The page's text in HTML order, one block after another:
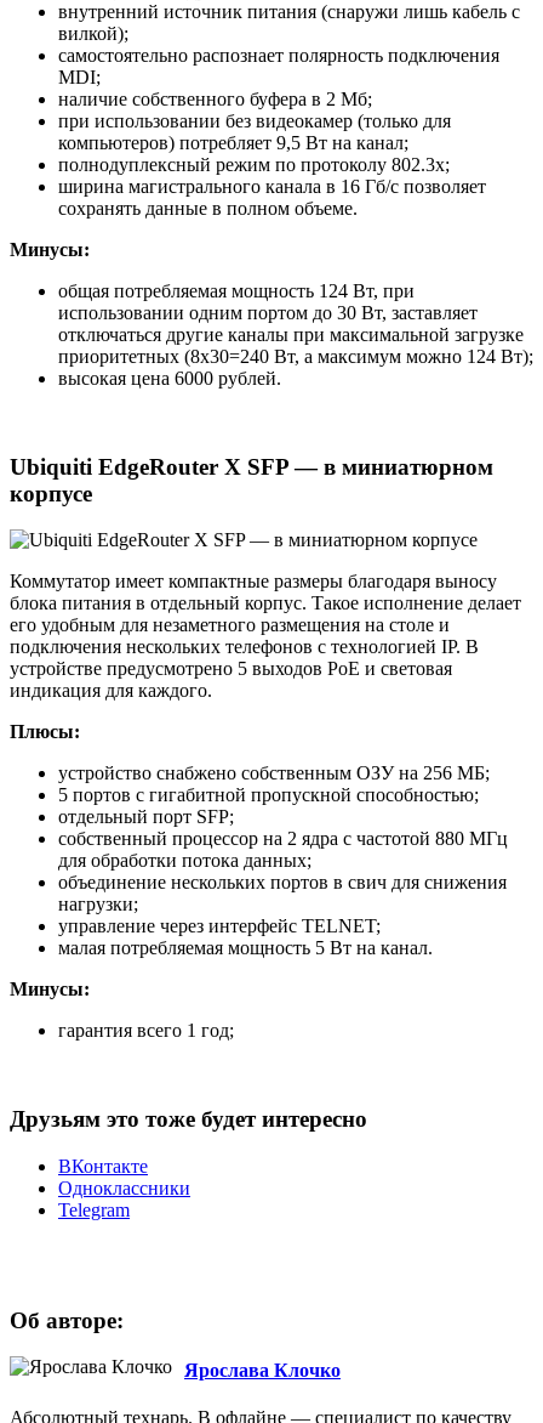
внутренний источник питания (снаружи лишь кабель с
вилкой);
самостоятельно распознает полярность подключения
MDI;
наличие собственного буфера в 2 Мб;
при использовании без видеокамер (только для
компьютеров) потребляет 9,5 Вт на канал;
полнодуплексный режим по протоколу 802.3х;
ширина магистрального канала в 16 Гб/с позволяет
сохранять данные в полном объеме.
Минусы:
общая потребляемая мощность 124 Вт, при
использовании одним портом до 30 Вт, заставляет
отключаться другие каналы при максимальной загрузке
приоритетных (8х30=240 Вт, а максимум можно 124 Вт);
высокая цена 6000 рублей.
Ubiquiti EdgeRouter X SFP — в миниатюрном
корпусе
Коммутатор имеет компактные размеры благодаря выносу
блока питания в отдельный корпус. Такое исполнение делает
его удобным для незаметного размещения на столе и
подключения нескольких телефонов с технологией IP. В
устройстве предусмотрено 5 выходов РоЕ и световая
индикация для каждого.
Плюсы:
устройство снабжено собственным ОЗУ на 256 МБ;
5 портов с гигабитной пропускной способностью;
отдельный порт SFP;
собственный процессор на 2 ядра с частотой 880 МГц
для обработки потока данных;
объединение нескольких портов в свич для снижения
нагрузки;
управление через интерфейс TELNET;
малая потребляемая мощность 5 Вт на канал.
Минусы:
гарантия всего 1 год;
Друзьям это тоже будет интересно
ВКонтакте
Одноклассники
Telegram
Об авторе:
Ярослава Клочко
Абсолютный технарь. В офлайне — специалист по качеству